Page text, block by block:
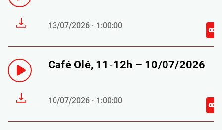
13/07/2026 · 1:00:00
Café Olé, 11-12h – 10/07/2026
10/07/2026 · 1:00:00